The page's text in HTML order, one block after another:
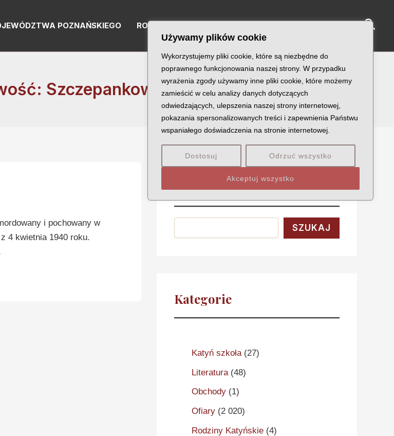
Używamy plików cookie
Wykorzystujemy pliki cookie, które są niezbędne do
poprawnego funkcjonowania naszej strony. W przypadku
wyrażenia zgody używamy inne pliki cookie, które możemy
zamieścić w celu analizy danych dotyczących
odwiedzających, ulepszenia naszej strony internetowej,
pokazania spersonalizowanych treści i zapewnienia Państwu
wspaniałego doświadczenia na stronie internetowej.
Dostosuj Odrzuć wszystko
Akceptuj wszystko
POZNAŃSKIEGO RODZINY KATYŃSKIE
Szczepankowo
i pochowany w
4 kwietnia 1940 roku.
Wyszukaj
Szukaj
SZUKAJ
Kategorie
Katyń szkoła (27)
Literatura (48)
Obchody (1)
Ofiary (2 020)
Rodziny Katyńskie (4)